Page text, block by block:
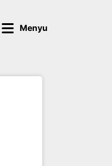
Menyu